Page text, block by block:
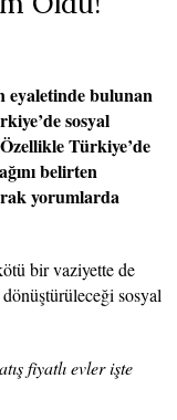
eyaletinde bulunan
sosyal
Türkiye’de
belirten
yorumlarda
bir vaziyette de
sosyal
fiyatlı evler işte